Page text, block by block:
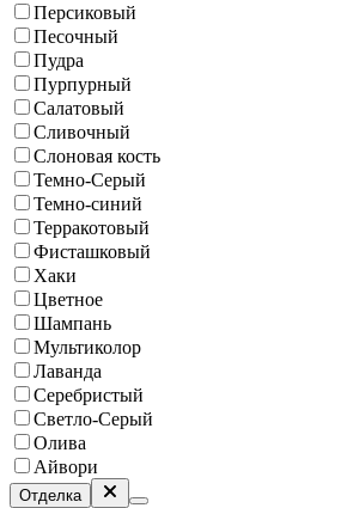
Персиковый
Песочный
Пудра
Пурпурный
Салатовый
Сливочный
Слоновая кость
Темно-Серый
Темно-синий
Терракотовый
Фисташковый
Хаки
Цветное
Шампань
Мультиколор
Лаванда
Серебристый
Светло-Серый
Олива
Айвори
Отделка